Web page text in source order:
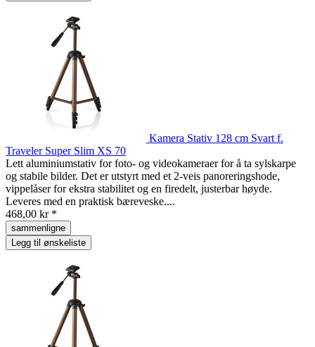
Kamera Stativ 128 cm Svart f.
Traveler Super Slim XS 70
Lett aluminiumstativ for foto- og videokameraer for å ta sylskarpe
og stabile bilder. Det er utstyrt med et 2-veis panoreringshode,
vippelåser for ekstra stabilitet og en firedelt, justerbar høyde.
Leveres med en praktisk bæreveske....
468,00 kr *
sammenligne
Legg til ønskeliste